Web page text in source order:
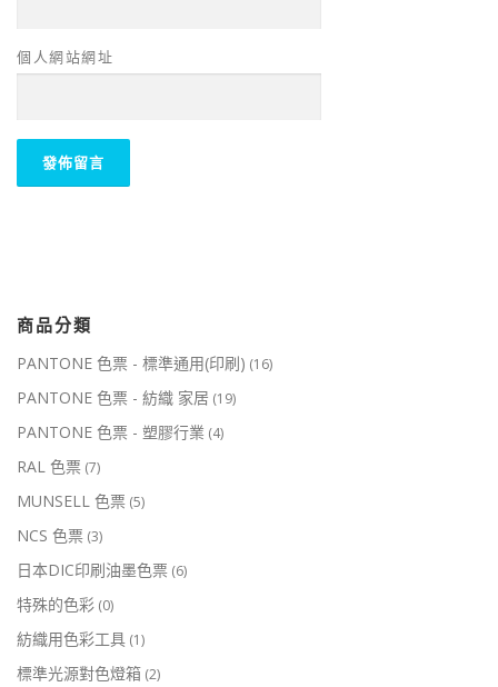
個人網站網址
商品分類
PANTONE 色票 - 標準通用(印刷) (16)
PANTONE 色票 - 紡織 家居 (19)
PANTONE 色票 - 塑膠行業 (4)
RAL 色票 (7)
MUNSELL 色票 (5)
NCS 色票 (3)
日本DIC印刷油墨色票 (6)
特殊的色彩 (0)
紡織用色彩工具 (1)
標準光源對色燈箱 (2)